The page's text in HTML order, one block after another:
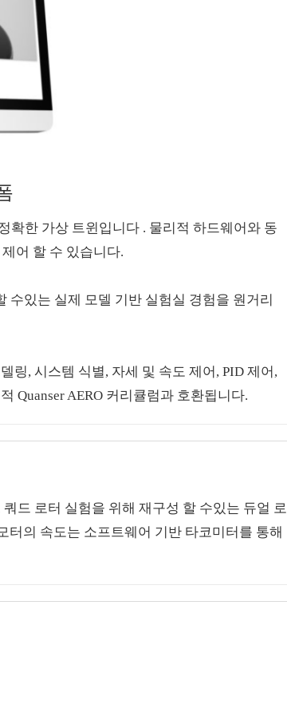
확한 가상 트윈입니다 . 물리적 하드웨어와 동
어 할 수 있습니다.
수있는 실제 모델 기반 실험실 경험을 원거리
링, 시스템 식별, 자세 및 속도 제어, PID 제어,
Quanser AERO 커리큘럼과 호환됩니다.
드 로터 실험을 위해 재구성 할 수있는 듀얼 로
터의 속도는 소프트웨어 기반 타코미터를 통해